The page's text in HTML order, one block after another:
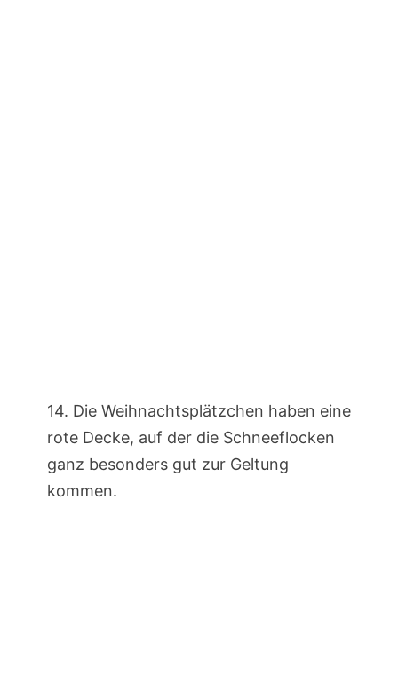
14. Die Weihnachtsplätzchen haben eine
rote Decke, auf der die Schneeflocken
ganz besonders gut zur Geltung
kommen.